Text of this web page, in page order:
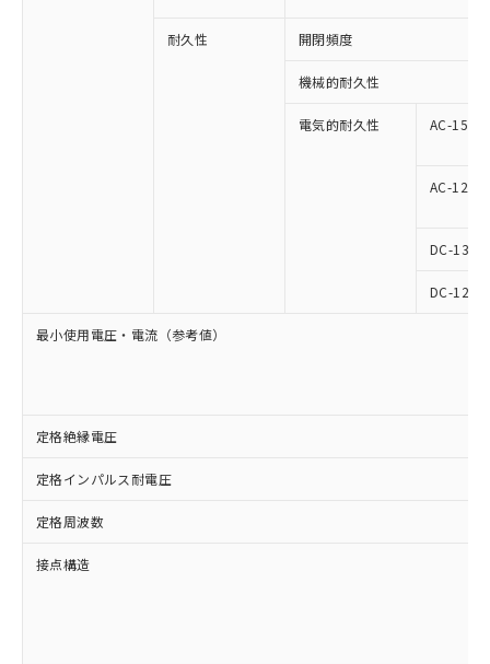
耐久性 開閉頻度
機械的耐久性
電気的耐久性 AC-15
AC-12
DC-13
DC-12
最小使用電圧・電流（参考値）
定格絶縁電圧
定格インパルス耐電圧
定格周波数
接点構造